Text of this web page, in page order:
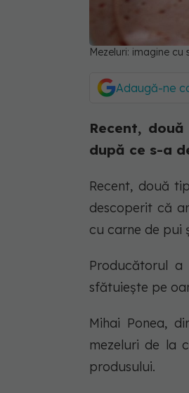
Mezeluri: imagine cu
Adaugă-ne
Recent,
după ce s-a
Recent, două
descoperit că
cu carne de pui
Producătorul
sfătuiește pe
Mihai Ponea,
mezeluri de la
produsului.